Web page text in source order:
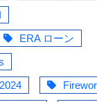
ERA ローン